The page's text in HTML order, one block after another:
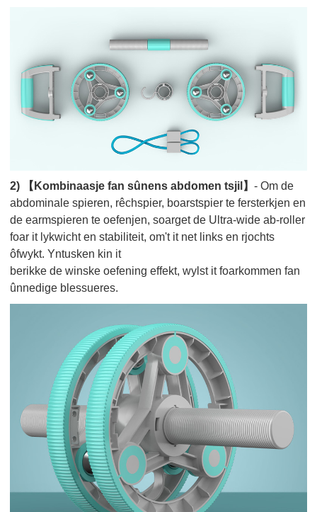
2) 【Kombinaasje fan sûnens abdomen tsjil】- Om de
abdominale spieren, rêchspier, boarstspier te fersterkjen en
de earmspieren te oefenjen, soarget de Ultra-wide ab-roller
foar it lykwicht en stabiliteit, om't it net links en rjochts
ôfwykt. Yntusken kin it
berikke de winske oefening effekt, wylst it foarkommen fan
ûnnedige blessueres.